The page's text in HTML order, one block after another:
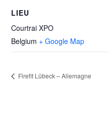
LIEU
Courtrai XPO
Belgium + Google Map
Firefit Lübeck – Allemagne